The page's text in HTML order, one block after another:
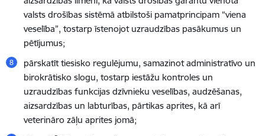
valsts drošības sistēmā atbilstoši pamatprincipam “viena
veselība”, tostarp īstenojot uzraudzības pasākumus un
pētījumus;
pārskatīt tiesisko regulējumu, samazinot administratīvo un
birokrātisko slogu, tostarp iestāžu kontroles un
uzraudzības funkcijas dzīvnieku veselības, audzēšanas,
aizsardzības un labturības, pārtikas aprites, kā arī
veterināro zāļu aprites jomā;